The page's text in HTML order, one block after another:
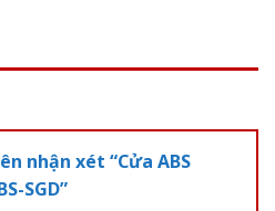
nhận xét “Cửa ABS
SGD”